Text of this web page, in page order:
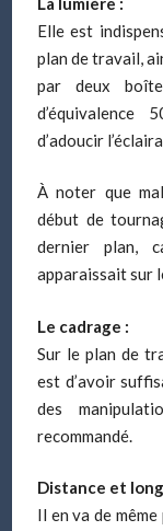
Elle est
plan de travail,
par deux
d’équivalence
d’adoucir
À noter que
début de
dernier plan,
apparaissait sur
Le cadrage :
Sur le plan de
est d’avoir
des
recommandé.
Distance et
Il en va de